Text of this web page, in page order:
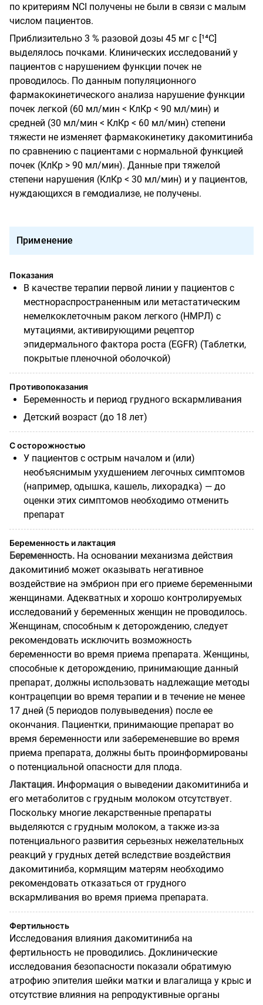
по критериям NCI получены не были в связи с малым
числом пациентов.
Приблизительно 3 % разовой дозы 45 мг с [¹⁴C]
выделялось почками. Клинических исследований у
пациентов с нарушением функции почек не
проводилось. По данным популяционного
фармакокинетического анализа нарушение функции
почек легкой (60 мл/мин < КлКр < 90 мл/мин) и
средней (30 мл/мин < КлКр < 60 мл/мин) степени
тяжести не изменяет фармакокинетику дакомитиниба
по сравнению с пациентами с нормальной функцией
почек (КлКр > 90 мл/мин). Данные при тяжелой
степени нарушения (КлКр < 30 мл/мин) и у пациентов,
нуждающихся в гемодиализе, не получены.
Применение
Показания
В качестве терапии первой линии у пациентов с
местнораспространенным или метастатическим
немелкоклеточным раком легкого (НМРЛ) с
мутациями, активирующими рецептор
эпидермального фактора роста (EGFR) (Таблетки,
покрытые пленочной оболочкой)
Противопоказания
Беременность и период грудного вскармливания
Детский возраст (до 18 лет)
С осторожностью
У пациентов с острым началом и (или)
необъяснимым ухудшением легочных симптомов
(например, одышка, кашель, лихорадка) — до
оценки этих симптомов необходимо отменить
препарат
Беременность и лактация
Беременность. На основании механизма действия
дакомитиниб может оказывать негативное
воздействие на эмбрион при его приеме беременными
женщинами. Адекватных и хорошо контролируемых
исследований у беременных женщин не проводилось.
Женщинам, способным к деторождению, следует
рекомендовать исключить возможность
беременности во время приема препарата. Женщины,
способные к деторождению, принимающие данный
препарат, должны использовать надлежащие методы
контрацепции во время терапии и в течение не менее
17 дней (5 периодов полувыведения) после ее
окончания. Пациентки, принимающие препарат во
время беременности или забеременевшие во время
приема препарата, должны быть проинформированы
о потенциальной опасности для плода.
Лактация. Информация о выведении дакомитиниба и
его метаболитов с грудным молоком отсутствует.
Поскольку многие лекарственные препараты
выделяются с грудным молоком, а также из-за
потенциального развития серьезных нежелательных
реакций у грудных детей вследствие воздействия
дакомитиниба, кормящим матерям необходимо
рекомендовать отказаться от грудного
вскармливания во время приема препарата.
Фертильность
Исследования влияния дакомитиниба на
фертильность не проводились. Доклинические
исследования безопасности показали обратимую
атрофию эпителия шейки матки и влагалища у крыс и
отсутствие влияния на репродуктивные органы